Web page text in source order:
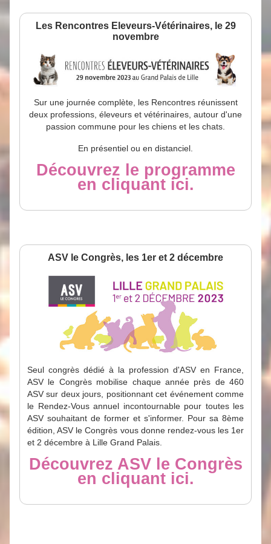
Les Rencontres Eleveurs-Vétérinaires, le 29
novembre
Sur une journée complète, les Rencontres réunissent
deux professions, éleveurs et vétérinaires, autour d'une
passion commune pour les chiens et les chats.
En présentiel ou en distanciel.
Découvrez le programme
en cliquant ici.
ASV le Congrès, les 1er et 2 décembre
Seul congrès dédié à la profession d'ASV en France,
ASV le Congrès mobilise chaque année près de 460
ASV sur deux jours, positionnant cet événement comme
le Rendez-Vous annuel incontournable pour toutes les
ASV souhaitant de former et s'informer. Pour sa 8ème
édition, ASV le Congrès vous donne rendez-vous les 1er
et 2 décembre à Lille Grand Palais.
Découvrez ASV le Congrès
en cliquant ici.